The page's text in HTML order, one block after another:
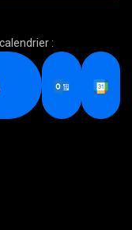
: